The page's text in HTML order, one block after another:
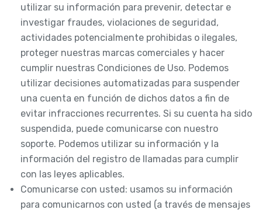
utilizar su información para prevenir, detectar e
investigar fraudes, violaciones de seguridad,
actividades potencialmente prohibidas o ilegales,
proteger nuestras marcas comerciales y hacer
cumplir nuestras Condiciones de Uso. Podemos
utilizar decisiones automatizadas para suspender
una cuenta en función de dichos datos a fin de
evitar infracciones recurrentes. Si su cuenta ha sido
suspendida, puede comunicarse con nuestro
soporte. Podemos utilizar su información y la
información del registro de llamadas para cumplir
con las leyes aplicables.
Comunicarse con usted: usamos su información
para comunicarnos con usted (a través de mensajes